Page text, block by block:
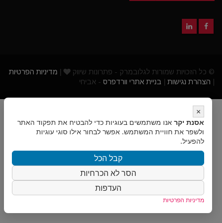
© כל הזכויות שמורות לגלובמרק - פתרונות שיווק
מדיניות הפרטיות
הצהרת נגישות בניית אתרי וורדפרס - אביחי
×
אסנת יקר אנו משתמשים בעוגיות כדי להבטיח את תפקוד האתר
ולשפר את חוויית המשתמש. אפשר לבחור אילו סוגי עוגיות
להפעיל.
קבל הכל
הסר לא הכרחיות
העדפות
מדיניות הפרטיות